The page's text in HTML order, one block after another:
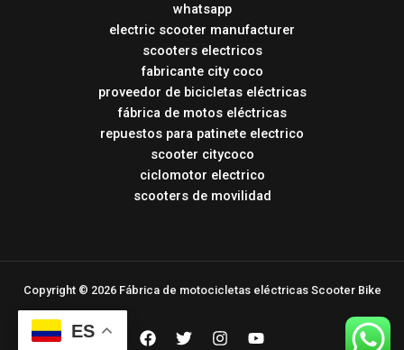
whatsapp
electric scooter manufacturer
scooters electricos
fabricante city coco
proveedor de bicicletas eléctricas
fábrica de motos eléctricas
repuestos para patinete electrico
scooter citycoco
ciclomotor electrico
scooters de movilidad
Copyright © 2026 Fábrica de motocicletas eléctricas Scooter Bike
ES